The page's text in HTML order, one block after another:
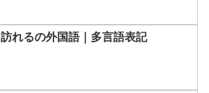
訪れるの外国語｜多言語表記